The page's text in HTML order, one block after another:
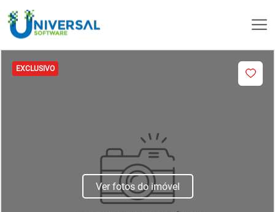
EXCLUSIVO
Ver fotos do imóvel